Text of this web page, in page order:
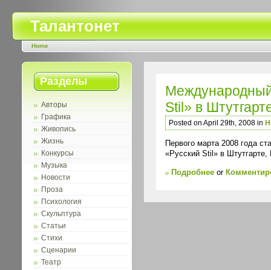
Талантонет
Home
Разделы
Авторы
Графика
Живопись
Жизнь
Конкурсы
Музыка
Новости
Проза
Психология
Скульптура
Статьи
Стихи
Сценарии
Театр
Stil» в
Posted on April 29th, 2008 in
Первого марта 2008 года
«Русский Stil» в Штутгарте,
Подробнее or